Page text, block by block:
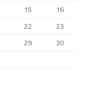
15
16
22
23
29
30